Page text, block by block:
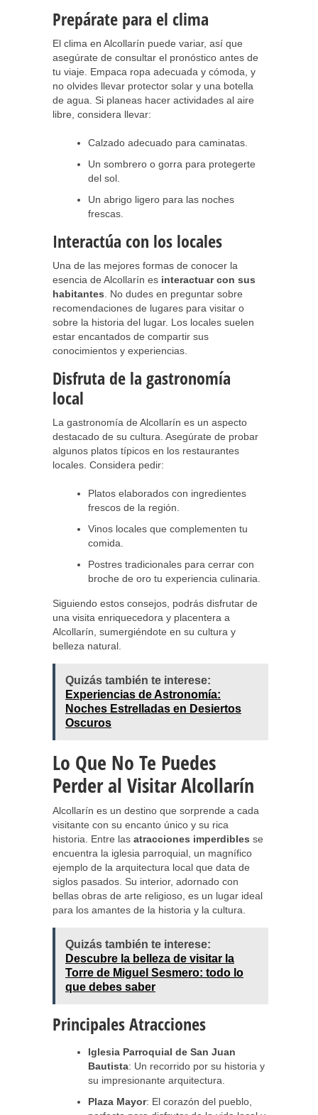
Prepárate para el clima
El clima en Alcollarín puede variar, así que
asegúrate de consultar el pronóstico antes de
tu viaje. Empaca ropa adecuada y cómoda, y
no olvides llevar protector solar y una botella
de agua. Si planeas hacer actividades al aire
libre, considera llevar:
Calzado adecuado para caminatas.
Un sombrero o gorra para protegerte
del sol.
Un abrigo ligero para las noches
frescas.
Interactúa con los locales
Una de las mejores formas de conocer la
esencia de Alcollarín es interactuar con sus
habitantes . No dudes en preguntar sobre
recomendaciones de lugares para visitar o
sobre la historia del lugar. Los locales suelen
estar encantados de compartir sus
conocimientos y experiencias.
Disfruta de la gastronomía
local
La gastronomía de Alcollarín es un aspecto
destacado de su cultura. Asegúrate de probar
algunos platos típicos en los restaurantes
locales. Considera pedir:
Platos elaborados con ingredientes
frescos de la región.
Vinos locales que complementen tu
comida.
Postres tradicionales para cerrar con
broche de oro tu experiencia culinaria.
Siguiendo estos consejos, podrás disfrutar de
una visita enriquecedora y placentera a
Alcollarín, sumergiéndote en su cultura y
belleza natural.
Quizás también te interese:
Experiencias de Astronomía:
Noches Estrelladas en Desiertos
Oscuros
Lo Que No Te Puedes
Perder al Visitar Alcollarín
Alcollarín es un destino que sorprende a cada
visitante con su encanto único y su rica
historia. Entre las atracciones imperdibles se
encuentra la iglesia parroquial, un magnífico
ejemplo de la arquitectura local que data de
siglos pasados. Su interior, adornado con
bellas obras de arte religioso, es un lugar ideal
para los amantes de la historia y la cultura.
Quizás también te interese:
Descubre la belleza de visitar la
Torre de Miguel Sesmero: todo lo
que debes saber
Principales Atracciones
Iglesia Parroquial de San Juan
Bautista: Un recorrido por su historia y
su impresionante arquitectura.
Plaza Mayor: El corazón del pueblo,